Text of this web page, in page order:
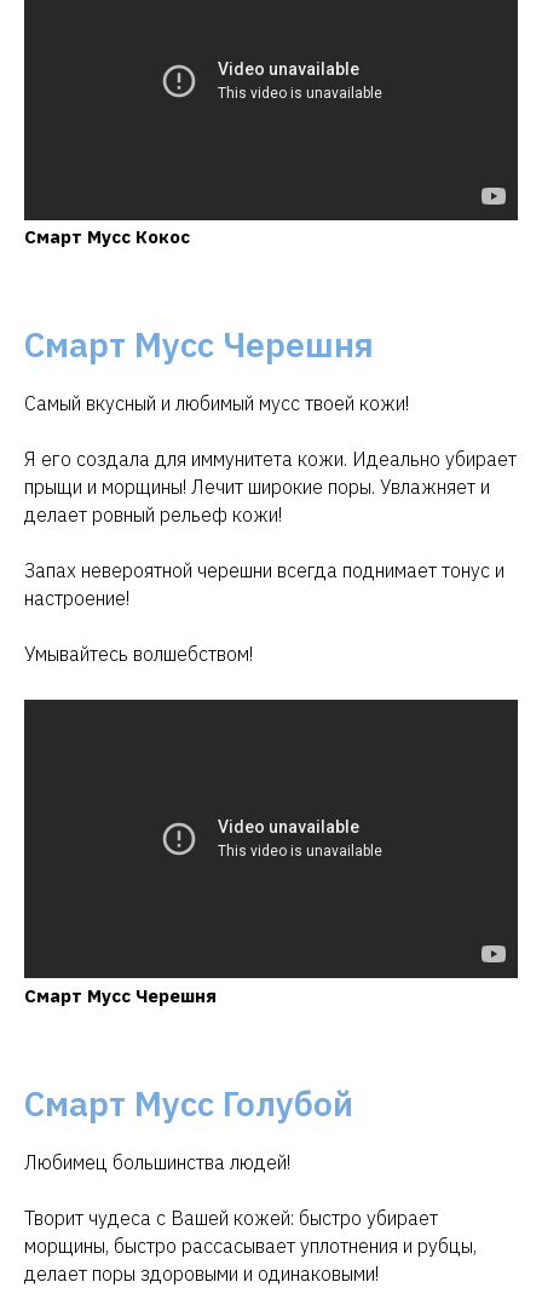
Смарт Мусс Кокос
Смарт Мусс Черешня
Самый вкусный и любимый мусс твоей кожи!
Я его создала для иммунитета кожи. Идеально убирает
прыщи и морщины! Лечит широкие поры. Увлажняет и
делает ровный рельеф кожи!
Запах невероятной черешни всегда поднимает тонус и
настроение!
Умывайтесь волшебством!
Смарт Мусс Черешня
Смарт Мусс Голубой
Любимец большинства людей!
Творит чудеса с Вашей кожей: быстро убирает
морщины, быстро рассасывает уплотнения и рубцы,
делает поры здоровыми и одинаковыми!